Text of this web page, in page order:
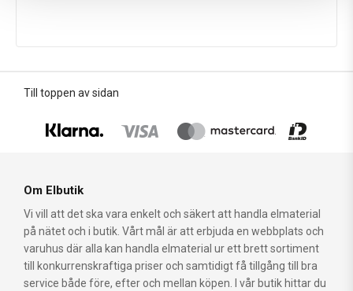
Till toppen av sidan
Om Elbutik
Vi vill att det ska vara enkelt och säkert att handla elmaterial
på nätet och i butik. Vårt mål är att erbjuda en webbplats och
varuhus där alla kan handla elmaterial ur ett brett sortiment
till konkurrenskraftiga priser och samtidigt få tillgång till bra
service både före, efter och mellan köpen. I vår butik hittar du